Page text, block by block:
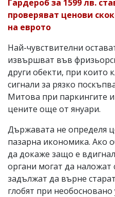
Гардероб за 1599 лв.
проверяват ценови
на еврото
Най-чувствителни
извършват във
други обекти, при които
сигнали за рязко
Митова при паркингите
цените още от януари.
Държавата не определя
пазарна икономика. Ако
да докаже защо е
органи могат да наложат
задължат да върне
глобят при